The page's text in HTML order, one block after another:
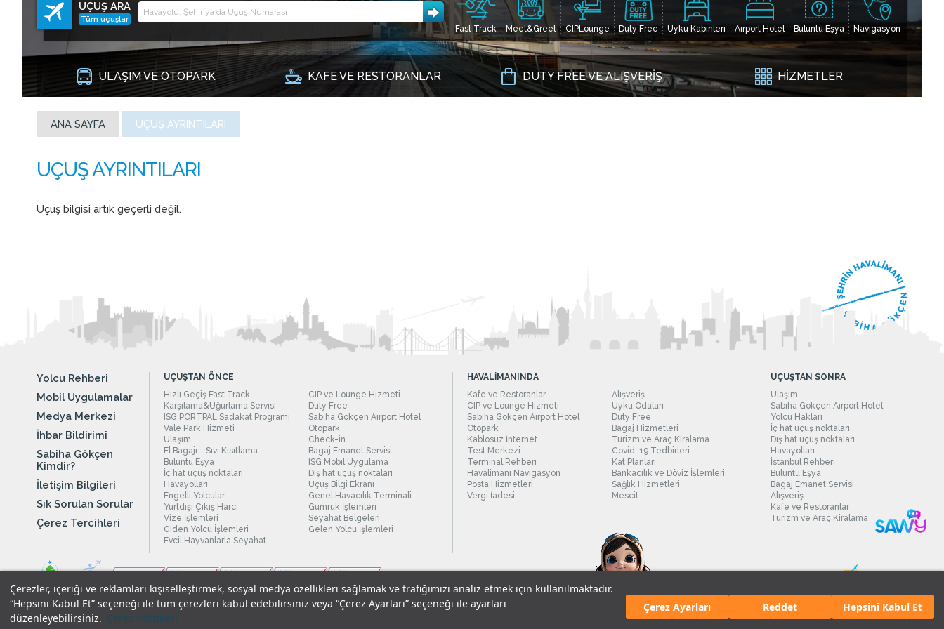
Çerezler, içeriği ve reklamları kişiselleştirmek, sosyal medya özellikleri sağlamak ve trafiğimizi analiz etmek için kullanılmaktadır.
“Hepsini Kabul Et” seçeneği ile tüm çerezleri kabul edebilirsiniz veya “Çerez Ayarları” seçeneği ile ayarları
düzenleyebilirsiniz. Çerez Politikası
Çerez Ayarları Reddet Hepsini Kabul Et
UÇUŞ ARA
Tüm uçuşlar
Fast Track Meet&Greet CIPLounge Duty Free Uyku Kabinleri Airport Hotel Buluntu Eşya Navigasyon
ULAŞIM VE OTOPARK KAFE VE RESTORANLAR DUTY FREE VE ALIŞVERİŞ HİZMETLER
ANA SAYFA UÇUŞ AYRINTILARI
Uçuş bilgisi artık geçerli değil.
Yolcu Rehberi
Mobil Uygulamalar
Medya Merkezi
İhbar Bildirimi
Sabiha Gökçen
Kimdir?
İletişim Bilgileri
Sık Sorulan Sorular
Çerez Tercihleri
UÇUŞTAN ÖNCE
Hızlı Geçiş Fast Track
CIP ve Lounge Hizmeti
Karşılama&Uğurlama Servisi
Duty Free
ISG PORTPAL Sadakat Programı
Sabiha Gökçen Airport Hotel
Vale Park Hizmeti
Otopark
Ulaşım
Check-in
El Bagajı - Sıvı Kısıtlama
Bagaj Emanet Servisi
Buluntu Eşya
ISG Mobil Uygulama
İç hat uçuş noktaları
Dış hat uçuş noktaları
Havayolları
Uçuş Bilgi Ekranı
Engelli Yolcular
Genel Havacılık Terminali
Yurtdışı Çıkış Harcı
Gümrük İşlemleri
Vize İşlemleri
Seyahat Belgeleri
Giden Yolcu İşlemleri
Gelen Yolcu İşlemleri
Evcil Hayvanlarla Seyahat
HAVALİMANINDA
Kafe ve Restoranlar
Alışveriş
CIP ve Lounge Hizmeti
Uyku Odaları
Sabiha Gökçen Airport Hotel
Duty Free
Otopark
Bagaj Hizmetleri
Kablosuz İnternet
Turizm ve Araç Kiralama
Test Merkezi
Covid-19 Tedbirleri
Terminal Rehberi
Kat Planları
Havalimanı Navigasyon
Bankacılık ve Döviz İşlemleri
Posta Hizmetleri
Sağlık Hizmetleri
Vergi İadesi
Mescit
UÇUŞTAN SONRA
Ulaşım
Sabiha Gökçen Airport Hotel
Yolcu Hakları
İç hat uçuş noktaları
Dış hat uçuş noktaları
Havayolları
İstanbul Rehberi
Buluntu Eşya
Bagaj Emanet Servisi
Alışveriş
Kafe ve Restoranlar
Turizm ve Araç Kiralama
Yasal Uyarılar Çerez Politikamız